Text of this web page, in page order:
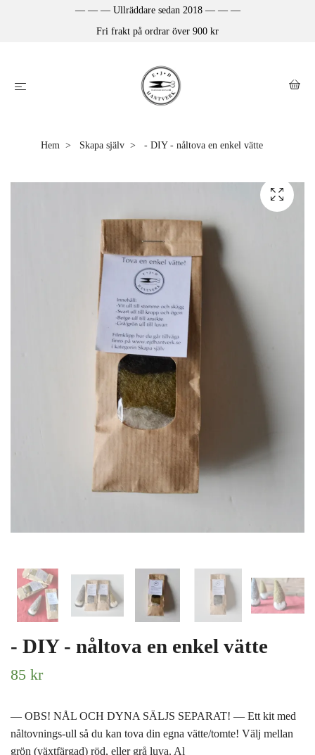
— — — Ullräddare sedan 2018 — — —
Fri frakt på ordrar över 900 kr
Hem Skapa själv - DIY - nåltova en enkel vätte
- DIY - nåltova en enkel vätte
85 kr
— OBS! NÅL OCH DYNA SÄLJS SEPARAT! — Ett kit med
nåltovnings-ull så du kan tova din egna vätte/tomte! Välj mellan
grön (växtfärgad) röd, eller grå luva. Al